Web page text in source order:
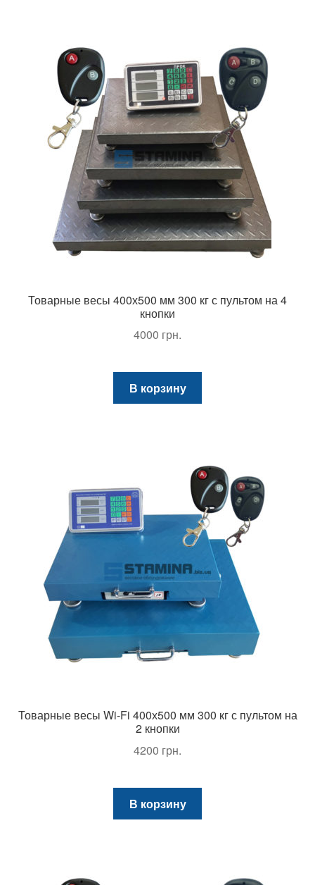
Товарные весы 400х500 мм 300 кг с пультом на 4
кнопки
4000 грн.
В корзину
Товарные весы Wi-Fi 400х500 мм 300 кг с пультом на
2 кнопки
4200 грн.
В корзину